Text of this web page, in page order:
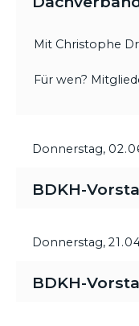
Mit Christophe
Für wen?
Donnerstag,
BDKH-
Donnerstag,
BDKH-